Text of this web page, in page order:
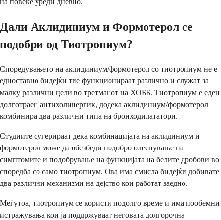
на повеќе уреди дневно.
Дали Аклидиниум и Формотерол се
подобри од Тиотропиум?
Споредувањето на аклидиниум/формотерол со тиотропиум не е
едноставно бидејќи тие функционираат различно и служат за
малку различни цели во третманот на ХОББ. Тиотропиум е еден
долготраен антихолинергик, додека аклидиниум/формотерол
комбинира два различни типа на бронходилататори.
Студиите сугерираат дека комбинацијата на аклидиниум и
формотерол може да обезбеди подобро олеснување на
симптомите и подобрување на функцијата на белите дробови во
споредба со само тиотропиум. Ова има смисла бидејќи добивате
два различни механизми на дејство кои работат заедно.
Меѓутоа, тиотропиум се користи подолго време и има пообемни
истражувања кои ја поддржуваат неговата долгорочна